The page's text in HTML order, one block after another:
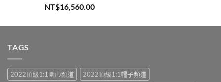
評分5.00
滿分 5
NT$16,560.00
TAGS
2022頂級1:1圍巾頻道
2022頂級1:1帽子頻道